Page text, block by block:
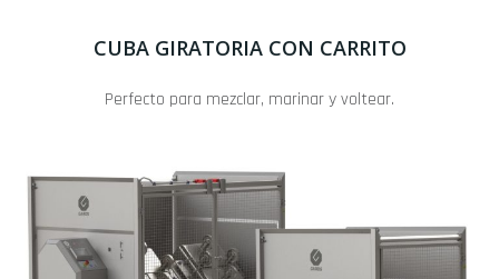
CUBA GIRATORIA CON CARRITO
Perfecto para mezclar, marinar y voltear.